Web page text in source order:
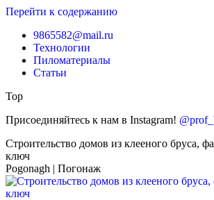
Перейти к содержанию
9865582@mail.ru
Технологии
Пиломатериалы
Статьи
Top
Присоединяйтесь к нам в Instagram!
Строительство домов из клееного бруса,
ключ
Pogonagh | Погонаж